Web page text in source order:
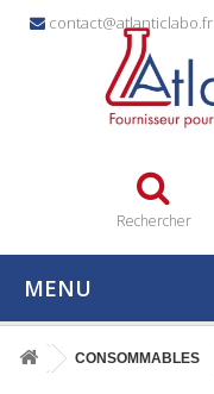
contact@atlanticlabo.fr
Rechercher
MENU
CONSOMMABLES